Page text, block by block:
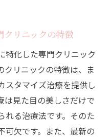
クリニックの特徴
特化した専門クリニック
クリニックの特徴は、ま
スタマイズ治療を提供し
は見た目の美しさだけで
れる治療法です。そのた
可欠です。また、最新の